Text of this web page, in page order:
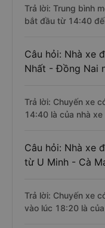
Trả lời: Trung bình
bắt đầu từ 14:40
Câu hỏi: Nhà xe
Nhất - Đồng Nai
Trả lời: Chuyến xe
14:40 là của nhà xe
Câu hỏi: Nhà xe
từ U Minh - Cà
Trả lời: Chuyến xe
vào lúc 18:20 là